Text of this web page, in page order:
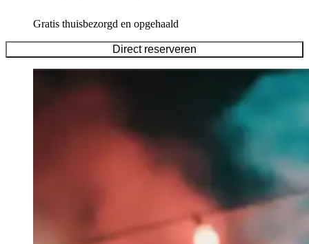
Gratis thuisbezorgd en opgehaald
Direct reserveren